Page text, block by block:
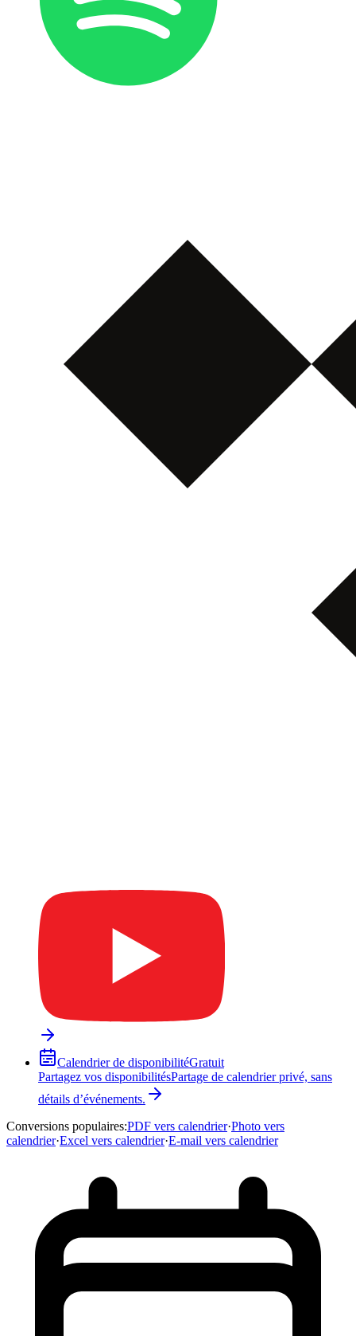
Calendrier de disponibilitéGratuit
Partagez vos disponibilitésPartage de calendrier privé, sans
détails d’événements.
Conversions populaires:PDF vers calendrier·Photo vers
calendrier·Excel vers calendrier·E-mail vers calendrier